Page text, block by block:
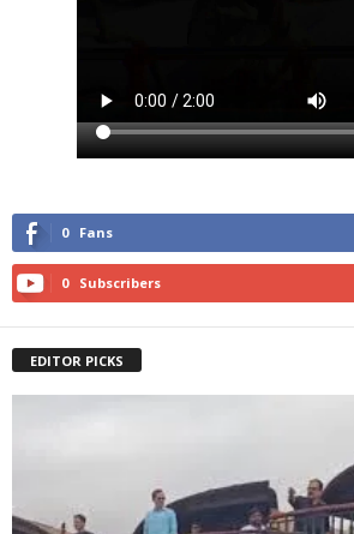
0 Fans
0 Subscribers
EDITOR PICKS